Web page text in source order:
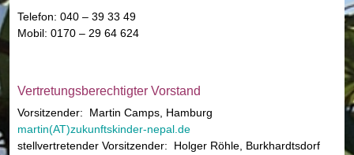
Telefon: 040 – 39 33 49
Mobil: 0170 – 29 64 624
Vertretungsberechtigter Vorstand
Vorsitzender: Martin Camps, Hamburg
martin(AT)zukunftskinder-nepal.de
stellvertretender Vorsitzender: Holger Röhle, Burkhardtsdorf